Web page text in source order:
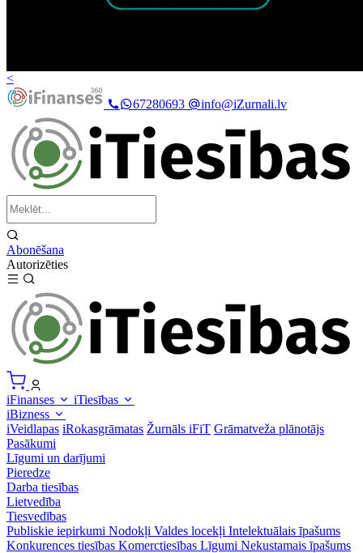
<
67280693
info@iZurnali.lv
Abonēšana
Autorizēties
iFinanses
iTiesības
iBizness
iVeidlapas iRokasgrāmatas Žurnāls iFiT Grāmatveža plānotājs
Pasākumi
Līgumi un darījumi
Pieredze
Darba tiesības
Lietvedība
Tiesvedības
Publiskie iepirkumi Nodokļi Valdes locekļi Intelektuālais īpašums
Konkurences tiesības Komerctiesības Līgumi Nekustamais īpašums